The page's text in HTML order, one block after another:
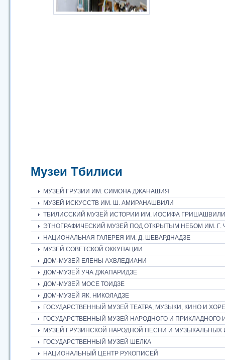
Музеи Тбилиси
МУЗЕЙ ГРУЗИИ ИМ. СИМОНА ДЖАНАШИЯ
МУЗЕЙ ИСКУССТВ ИМ. Ш. АМИРАНАШВИЛИ
ТБИЛИССКИЙ МУЗЕЙ ИСТОРИИ ИМ. ИОСИФА ГРИШАШВИЛИ
ЭТНОГРАФИЧЕСКИЙ МУЗЕЙ ПОД ОТКРЫТЫМ НЕБОМ ИМ. Г.
НАЦИОНАЛЬНАЯ ГАЛЕРЕЯ ИМ. Д. ШЕВАРДНАДЗЕ
МУЗЕЙ СОВЕТСКОЙ ОККУПАЦИИ
ДОМ-МУЗЕЙ ЕЛЕНЫ АХВЛЕДИАНИ
ДОМ-МУЗЕЙ УЧА ДЖАПАРИДЗЕ
ДОМ-МУЗЕЙ МОСЕ ТОИДЗЕ
ДОМ-МУЗЕЙ ЯК. НИКОЛАДЗЕ
ГОСУДАРСТВЕННЫЙ МУЗЕЙ ТЕАТРА, МУЗЫКИ, КИНО И
ГОСУДАРСТВЕННЫЙ МУЗЕЙ НАРОДНОГО И ПРИКЛАДНОГО
МУЗЕЙ ГРУЗИНСКОЙ НАРОДНОЙ ПЕСНИ И МУЗЫКАЛЬНЫХ
ГОСУДАРСТВЕННЫЙ МУЗЕЙ ШЕЛКА
НАЦИОНАЛЬНЫЙ ЦЕНТР РУКОПИСЕЙ